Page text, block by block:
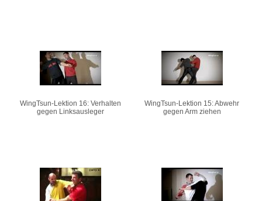
WingTsun-Lektion 16: Verhalten
gegen Linksausleger
WingTsun-Lektion 15: Abwehr
gegen Arm ziehen